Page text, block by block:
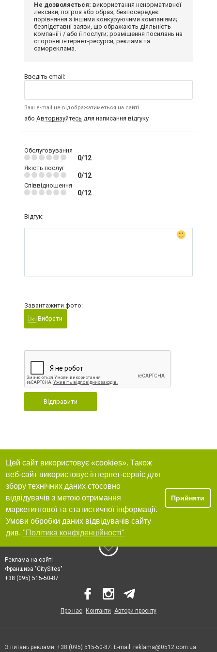
Не дозволяється: використання ненормативної
лексики, погроз або образ; безпосереднє
порівняння з іншими конкуруючими компаніями;
безпідставні заяви, що ображають діяльність
компанії і / або її послуги; розміщення посилань на
сторонні інтернет-ресурси; реклама та
самореклама.
Введіть email:
Ваш e-mail не відображатиметься на сайті
або Авторизуйтесь для написання відгуку
Обслуговування
0/12
Якість послуг
0/12
Співвідношення
0/12
Відгук:
Завантажити фото:
Вибрати
Відправити
Цей сайт використовує «cookies». Також
веб-сайт використовує інтернет-сервіс для
збору технічних даних стосовно
відвідувачів з метою отримання
маркетингової та статистичної інформації.
Умови обробки даних відвідувачів сайту
див. "Політика конфіденційності"
Прийняти
Реклама на сайті
Франшиза "CitySites"
+38 (095) 515-50-87
Про нас Контакти Автори проєкту
З питань реклами: +38 (095) 515-50-87. E-mail: reklama@0512.com.ua